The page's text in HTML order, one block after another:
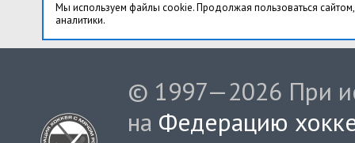
Мы используем файлы cookie. Продолжая пользоваться
аналитики.
© 1997—2026 При
на Федерацию